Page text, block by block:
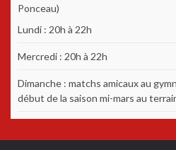
Ponceau)
Lundi : 20h à 22h
Mercredi : 20h à 22h
Dimanche : matchs amicaux au
début de la saison mi-mars au